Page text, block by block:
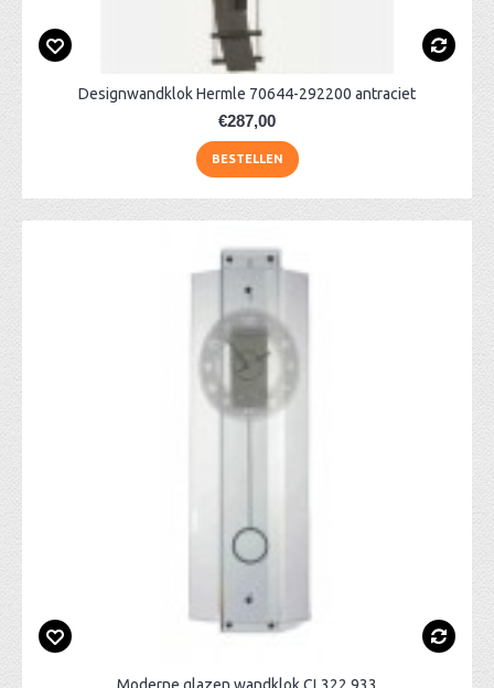
Designwandklok Hermle 70644-292200 antraciet
€287,00
BESTELLEN